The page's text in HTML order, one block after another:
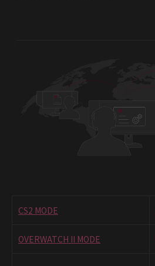
CS2 MODE
OVERWATCH II MODE